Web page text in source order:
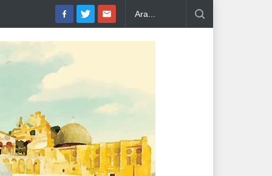
PEZEŞKİYAN'DAN HALİL EL HAYYE'YE TEBRİK